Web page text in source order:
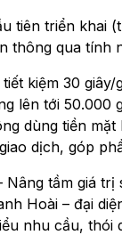
tiên triển khai
thông qua tính
kiệm 30
lên tới
dùng tiền
dịch, góp
tầm giá
Hoài – đại
nhu cầu,